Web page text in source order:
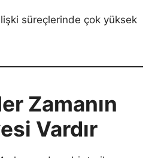
süreçlerinde çok yüksek
Zamanın
Vardır